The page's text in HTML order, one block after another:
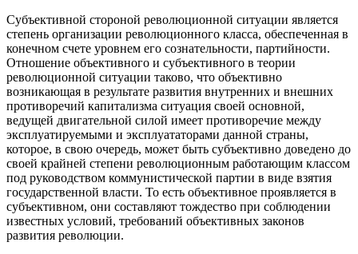
Субъективной стороной революционной ситуации является
степень организации революционного класса, обеспеченная в
конечном счете уровнем его сознательности, партийности.
Отношение объективного и субъективного в теории
революционной ситуации таково, что объективно
возникающая в результате развития внутренних и внешних
противоречий капитализма ситуация своей основной,
ведущей двигательной силой имеет противоречие между
эксплуатируемыми и эксплуататорами данной страны,
которое, в свою очередь, может быть субъективно доведено до
своей крайней степени революционным работающим классом
под руководством коммунистической партии в виде взятия
государственной власти. То есть объективное проявляется в
субъективном, они составляют тождество при соблюдении
известных условий, требований объективных законов
развития революции.